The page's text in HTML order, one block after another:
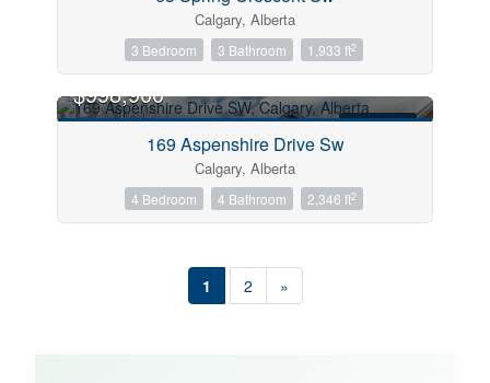
Calgary, Alberta
3 Bedroom 3 Bathroom 1,933 ft2
OPEN HOUSE
$998,900
169 Aspenshire Drive Sw
Calgary, Alberta
4 Bedroom 4 Bathroom 2,346 ft2
1 2 »